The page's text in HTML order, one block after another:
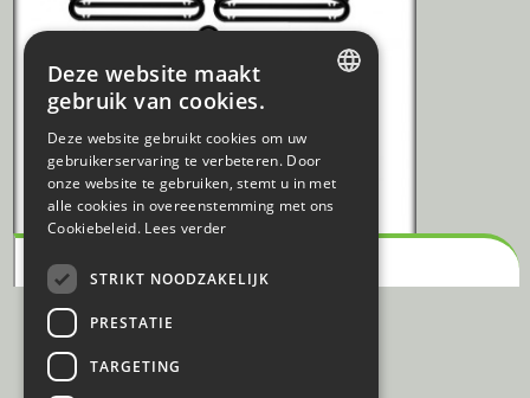
FRENCH
Deze website maakt
gebruik van cookies.
Deze website gebruikt cookies om uw
gebruikerservaring te verbeteren. Door
onze website te gebruiken, stemt u in met
alle cookies in overeenstemming met ons
Cookiebeleid. Lees verder
STRIKT NOODZAKELIJK
PRESTATIE
TARGETING